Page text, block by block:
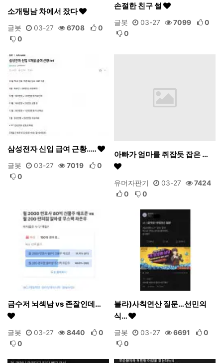
소개팅남 차에서 잤다
글봇 03-27 6708
0
0
손절한 친구 썰
글봇 03-27 7099
0
0
삼성전자 신입 급여 근황..…
글봇 03-27 7019
0
0
아빠가 엄마를 쥐잡듯 잡은 …
유머자판기 03-27
7424
0
0
금수저 뇌섹남 vs 존잘인데…
글봇 03-27 8440
0
0
블라)사칙연산 질문…선민의
식…
글봇 03-27 6691
0
0